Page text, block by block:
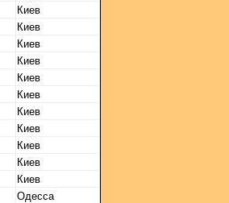
Киев
Киев
Киев
Киев
Киев
Киев
Киев
Киев
Киев
Киев
Киев
Одесса